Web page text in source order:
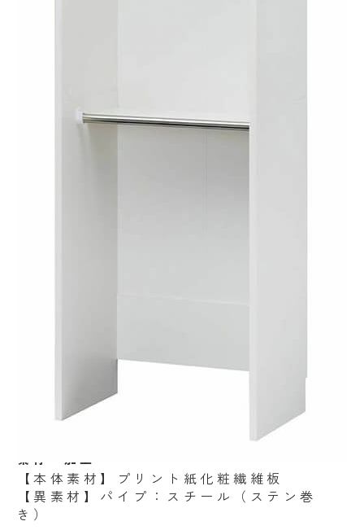
ハンガーラック
【天板】17kg
【中棚】7kg
【パイプ】35kg
素材・加工
【本体素材】プリント紙化粧繊維板
【異素材】パイプ：スチール（ステン巻
き）